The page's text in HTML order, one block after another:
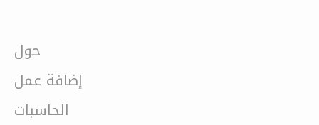
حول
إضافة عمل
الحاسبات